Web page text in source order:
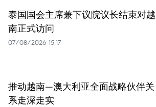
泰国国会主席兼下议院议长结束对越
南正式访问
07/08/2026 15:17
推动越南—澳大利亚全面战略伙伴关
系走深走实